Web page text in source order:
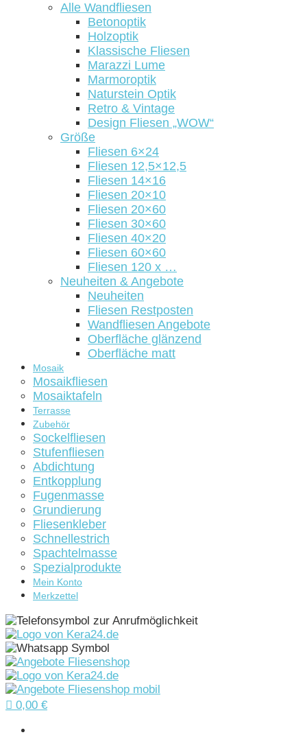
Alle Wandfliesen
Betonoptik
Holzoptik
Klassische Fliesen
Marazzi Lume
Marmoroptik
Naturstein Optik
Retro & Vintage
Design Fliesen „WOW“
Größe
Fliesen 6×24
Fliesen 12,5×12,5
Fliesen 14×16
Fliesen 20×10
Fliesen 20×60
Fliesen 30×60
Fliesen 40×20
Fliesen 60×60
Fliesen 120 x …
Neuheiten & Angebote
Neuheiten
Fliesen Restposten
Wandfliesen Angebote
Oberfläche glänzend
Oberfläche matt
Mosaik
Mosaikfliesen
Mosaiktafeln
Terrasse
Zubehör
Sockelfliesen
Stufenfliesen
Abdichtung
Entkopplung
Fugenmasse
Grundierung
Fliesenkleber
Schnellestrich
Spachtelmasse
Spezialprodukte
Mein Konto
Merkzettel
 0,00 €